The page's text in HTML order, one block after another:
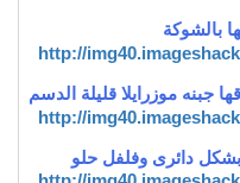
بالشوكة
موزرايلا قليلة الدسم
دائرى وفلفل حلو